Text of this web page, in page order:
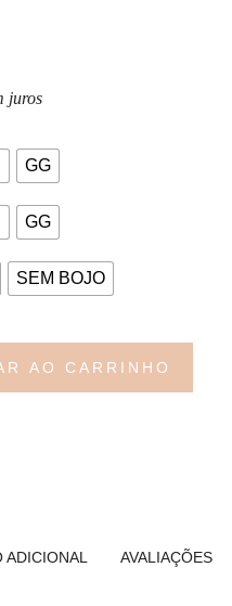
juros
GG
GG
SEM BOJO
AO CARRINHO
AVALIAÇÕES